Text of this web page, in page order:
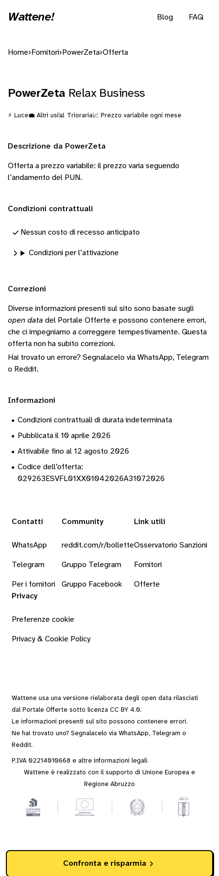
Wattene! Blog FAQ
Home› Fornitori› PowerZeta›Offerta
PowerZeta Relax Business
⚡ Luce💼 Altri usi📊 Trioraria📈 Prezzo variabile ogni mese
Descrizione da PowerZeta
Offerta a prezzo variabile: il prezzo varia seguendo
l’andamento del PUN.
Condizioni contrattuali
Nessun costo di recesso anticipato
Condizioni per l’attivazione
Correzioni
Diverse informazioni presenti sul sito sono basate sugli
open data del Portale Offerte e possono contenere errori,
che ci impegniamo a correggere tempestivamente. Questa
offerta non ha subito correzioni.
Hai trovato un errore? Segnalacelo via WhatsApp, Telegram
o Reddit.
Informazioni
• Condizioni contrattuali di durata indeterminata
• Pubblicata il 10 aprile 2026
• Attivabile fino al 12 agosto 2026
• Codice dell’offerta:
029263ESVFL01XX01042026A31072026
Confronta e risparmia
Contatti
WhatsApp
Telegram
Per i fornitori
Community
reddit.com/r/bollette
Gruppo Telegram
Gruppo Facebook
Link utili
Osservatorio Sanzioni
Fornitori
Offerte
Privacy
Preferenze cookie
Privacy & Cookie Policy
Wattene usa una versione rielaborata degli open data rilasciati
dal Portale Offerte sotto licenza CC BY 4.0.
Le informazioni presenti sul sito possono contenere errori.
Ne hai trovato uno? Segnalacelo via WhatsApp, Telegram o
Reddit.
P.IVA 02214010668 e altre informazioni legali.
Wattene è realizzato con il supporto di Unione Europea e
Regione Abruzzo